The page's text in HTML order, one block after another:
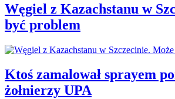
Węgiel z Kazachstanu w
być problem
Ktoś zamalował sprayem
żołnierzy UPA